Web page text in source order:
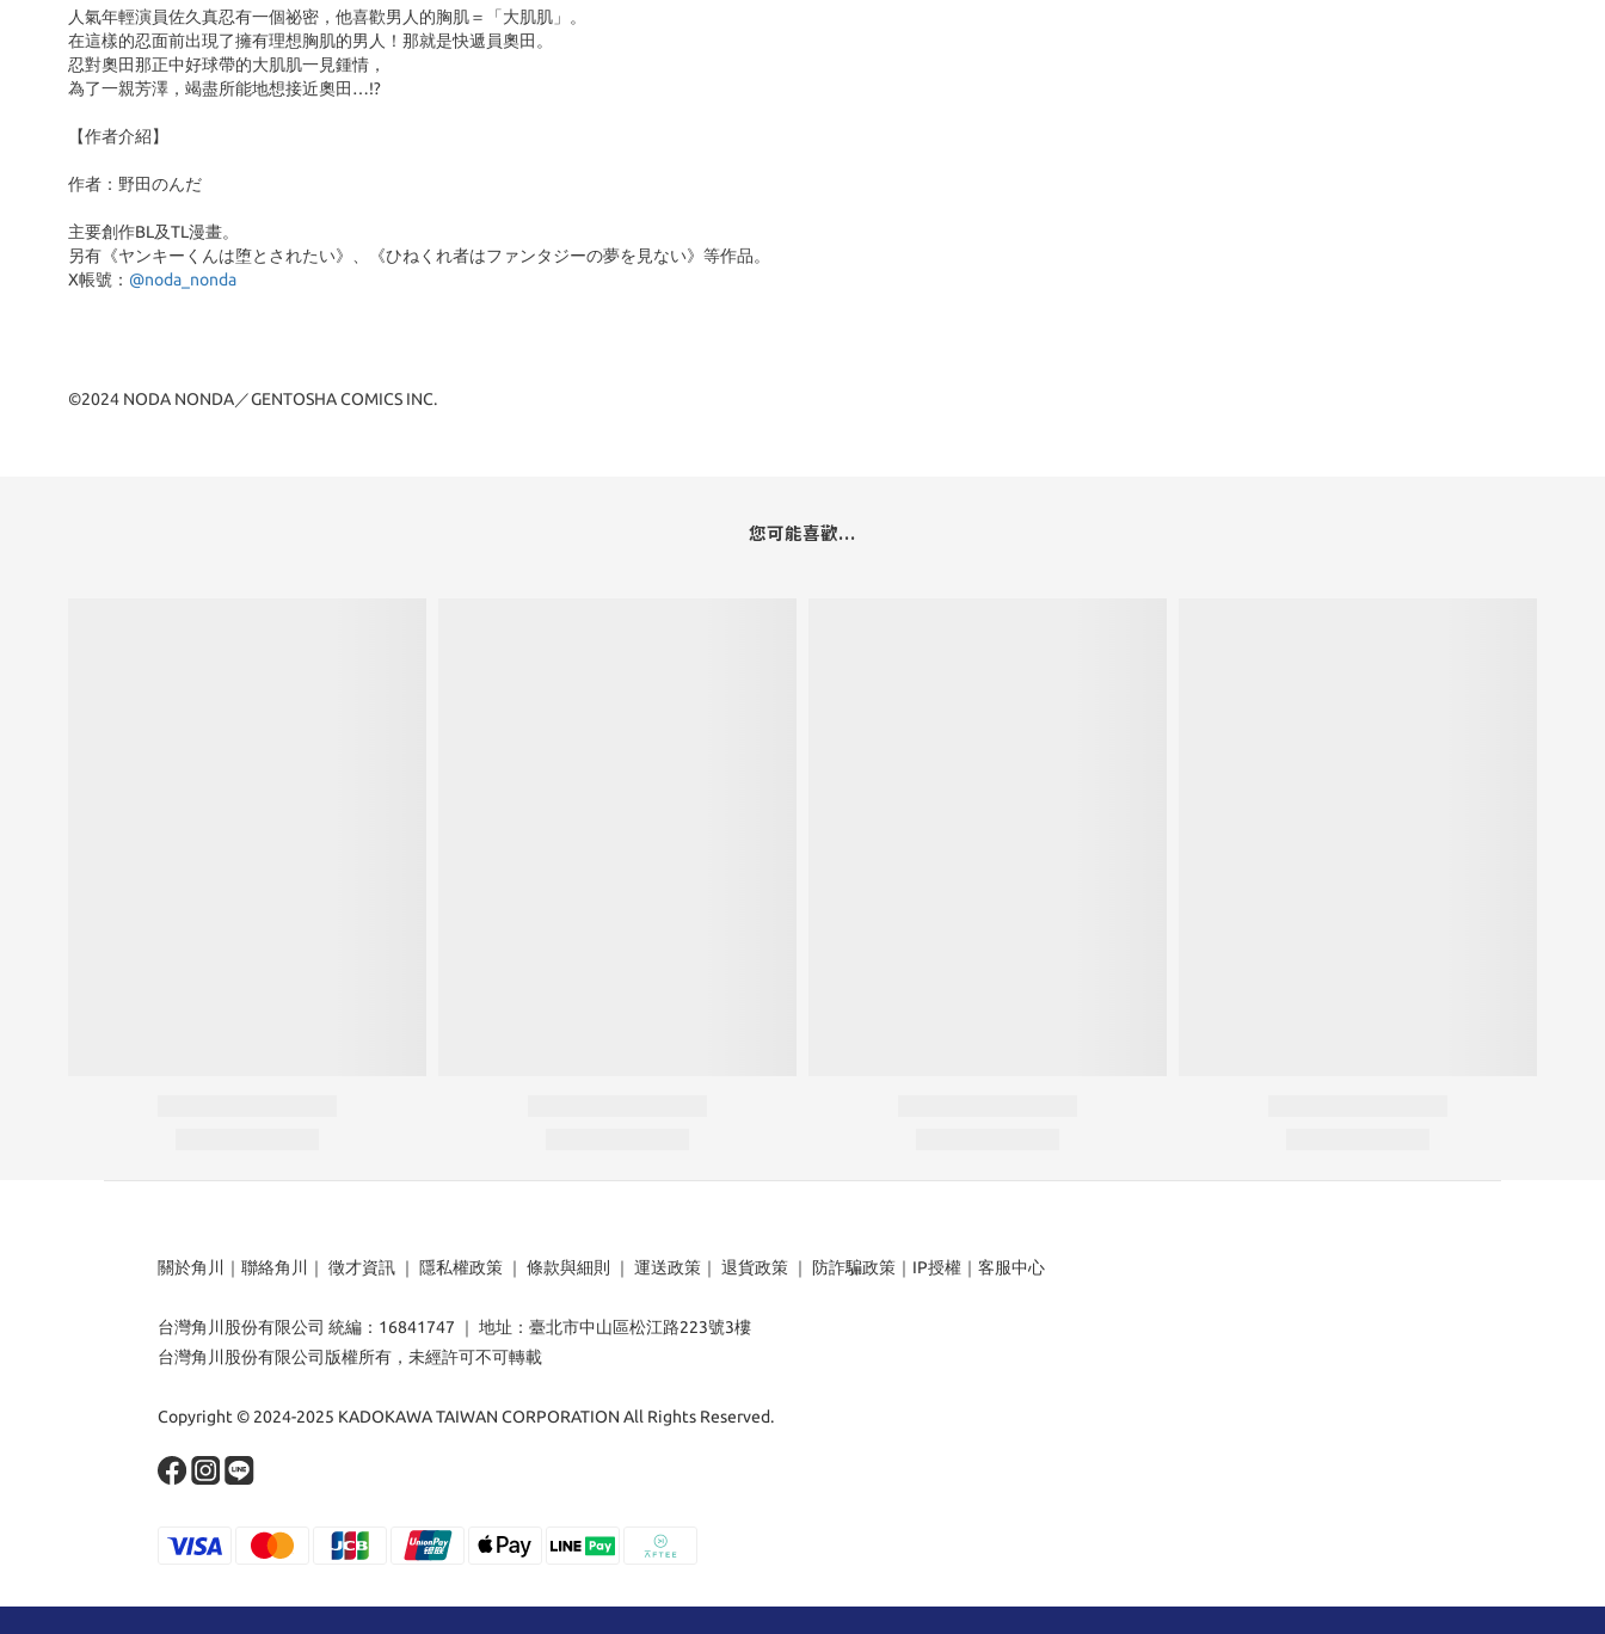
人氣年輕演員佐久真忍有一個祕密，他喜歡男人的胸肌＝「大肌肌」。
在這樣的忍面前出現了擁有理想胸肌的男人！那就是快遞員奧田。
忍對奧田那正中好球帶的大肌肌一見鍾情，
為了一親芳澤，竭盡所能地想接近奧田…!?
【作者介紹】
作者：野田のんだ
主要創作BL及TL漫畫。
另有《ヤンキーくんは堕とされたい》、《ひねくれ者はファンタジーの夢を見ない》等作品。
X帳號： @noda_nonda
©2024 NODA NONDA／GENTOSHA COMICS INC.
您可能喜歡...
關於角川 ｜ 聯絡角川 ｜ 徵才資訊 ｜ 隱私權政策 ｜ 條款與細則 ｜ 運送政策 ｜ 退貨政策 ｜ 防詐騙政策 ｜ IP授權 ｜ 客服中心
台灣角川股份有限公司 統編：16841747 ｜ 地址：臺北市中山區松江路223號3樓
台灣角川股份有限公司版權所有，未經許可不可轉載
Copyright © 2024-2025 KADOKAWA TAIWAN CORPORATION All Rights Reserved.